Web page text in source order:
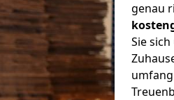
genau
Sie